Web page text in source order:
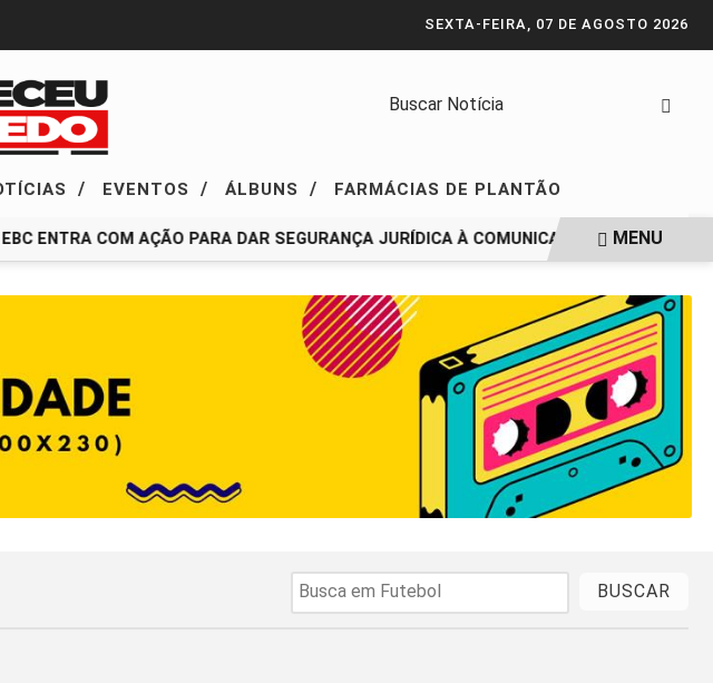
SEXTA-FEIRA, 07 DE AGOSTO 2026
/ EVENTOS / ÁLBUNS / FARMÁCIAS DE PLANTÃO
EBC ENTRA COM AÇÃO PARA DAR SEGURANÇA JURÍDICA À COMUNICAÇÃO PÚBLICA
MENU
BUSCAR